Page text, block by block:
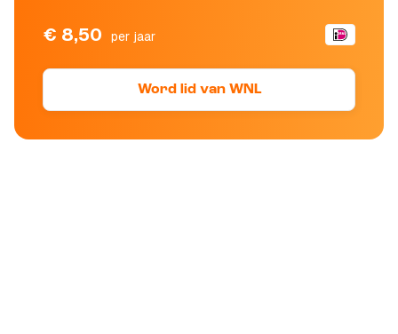
€ 8,50 per jaar
Word lid van WNL